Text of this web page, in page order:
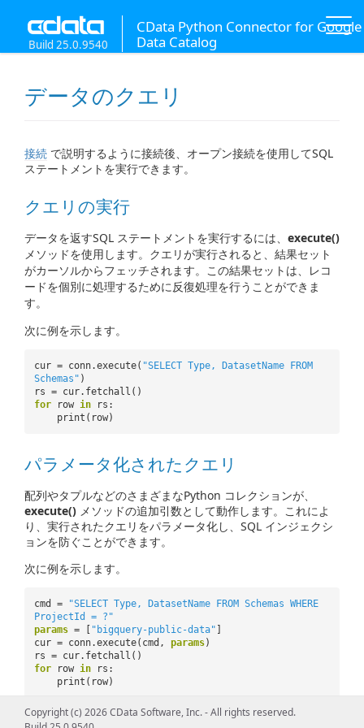
CData Python Connector for Google
Data Catalog
Build 25.0.9540
データのクエリ
接続 で説明するように接続後、オープン接続を使用してSQL
ステートメントを実行できます。
クエリの実行
データを返すSQL ステートメントを実行するには、 execute()
メソッドを使用します。クエリが実行されると、結果セット
がカーソルからフェッチされます。この結果セットは、レコ
ードを個別に処理するために反復処理を行うことができま
す。
次に例を示します。
cur = conn.execute( "SELECT Type, DatasetName FROM
Schemas" )
rs = cur.fetchall()
for
row in
rs:
print(row)
パラメータ化されたクエリ
配列やタプルなどのさまざまなPython コレクションが、
execute() メソッドの追加引数として動作します。これによ
り、実行されたクエリをパラメータ化し、SQL インジェクシ
ョンを防ぐことができます。
次に例を示します。
cmd =
"SELECT Type, DatasetName FROM Schemas WHERE
ProjectId = ?"
params = [ "bigquery-public-data"
cur = conn.execute(cmd, params)
rs = cur.fetchall()
for
row in
rs:
print(row)
Copyright (c) 2026 CData Software, Inc. - All rights reserved.